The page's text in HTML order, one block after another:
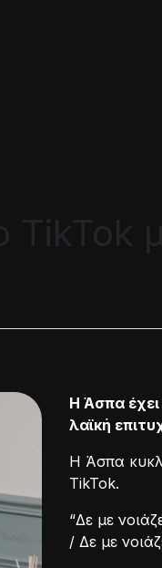
Η Άσπα
λαϊκή
Η Άσπα
TikTok.
“Δε με
/ Δε με